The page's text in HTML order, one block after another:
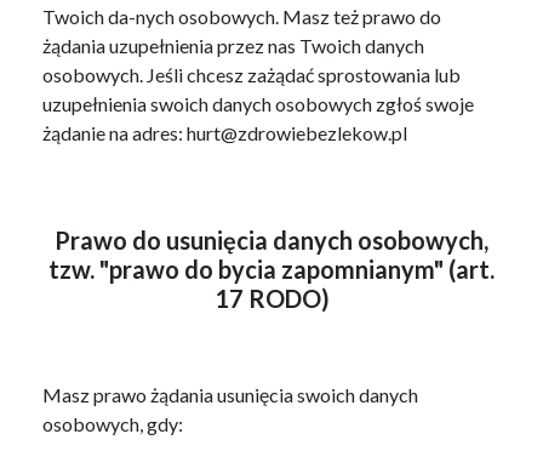
Twoich da-nych osobowych. Masz też prawo do
żądania uzupełnienia przez nas Twoich danych
osobowych. Jeśli chcesz zażądać sprostowania lub
uzupełnienia swoich danych osobowych zgłoś swoje
żądanie na adres: hurt@zdrowiebezlekow.pl
Prawo do usunięcia danych osobowych,
tzw. "prawo do bycia zapomnianym" (art.
17 RODO)
Masz prawo żądania usunięcia swoich danych
osobowych, gdy: